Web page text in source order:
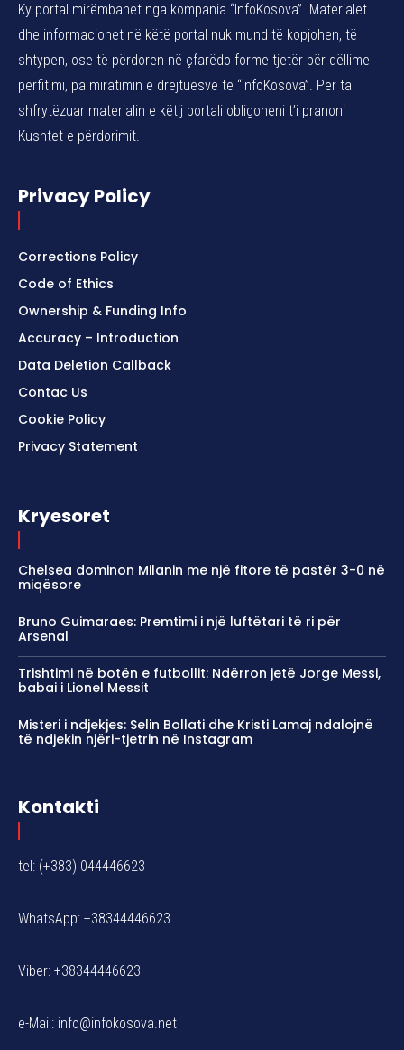
Ky portal mirëmbahet nga kompania “InfoKosova”. Materialet
dhe informacionet në këtë portal nuk mund të kopjohen, të
shtypen, ose të përdoren në çfarëdo forme tjetër për qëllime
përfitimi, pa miratimin e drejtuesve të “InfoKosova”. Për ta
shfrytëzuar materialin e këtij portali obligoheni t’i pranoni
Kushtet e përdorimit.
Privacy Policy
Corrections Policy
Code of Ethics
Ownership & Funding Info
Accuracy – Introduction
Data Deletion Callback
Contac Us
Cookie Policy
Privacy Statement
Kryesoret
Chelsea dominon Milanin me një fitore të pastër 3-0 në
miqësore
Bruno Guimaraes: Premtimi i një luftëtari të ri për
Arsenal
Trishtimi në botën e futbollit: Ndërron jetë Jorge Messi,
babai i Lionel Messit
Misteri i ndjekjes: Selin Bollati dhe Kristi Lamaj ndalojnë
të ndjekin njëri-tjetrin në Instagram
Kontakti
tel: (+383) 044446623
WhatsApp: +38344446623
Viber: +38344446623
e-Mail: info@infokosova.net